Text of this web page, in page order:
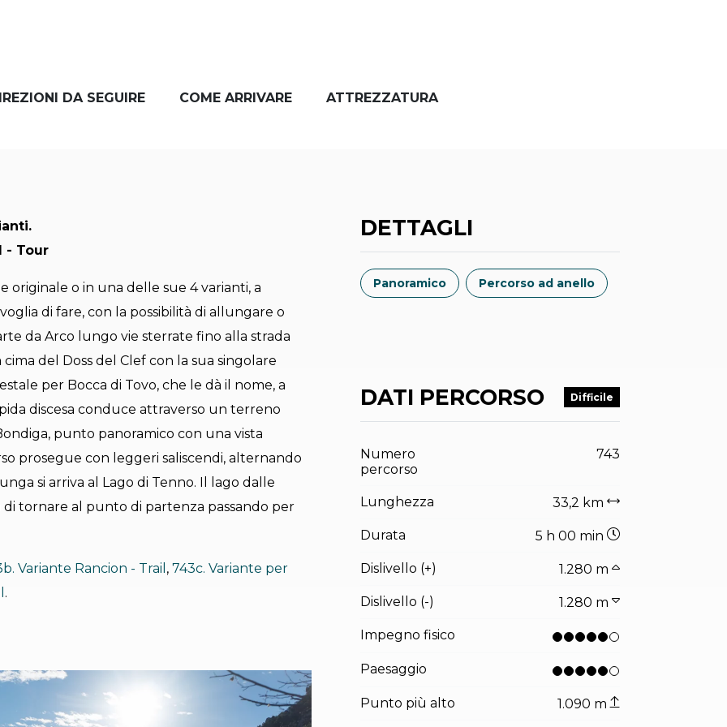
DA SEGUIRE COME ARRIVARE ATTREZZATURA
- Tour
originale o in una delle sue 4 varianti, a
di fare, con la possibilità di allungare o
da Arco lungo vie sterrate fino alla strada
del Doss del Clef con la sua singolare
per Bocca di Tovo, che le dà il nome, a
discesa conduce attraverso un terreno
punto panoramico con una vista
prosegue con leggeri saliscendi, alternando
si arriva al Lago di Tenno. Il lago dalle
tornare al punto di partenza passando per
Variante Rancion - Trail , 743c. Variante per
.
DETTAGLI
Panoramico Percorso ad anello
DATI PERCORSO Difficile
Numero
percorso
743
Lunghezza 33,2 km
Durata 5 h 00 min
Dislivello (+) 1.280 m
Dislivello (-) 1.280 m
Impegno fisico
Paesaggio
Punto più alto 1.090 m